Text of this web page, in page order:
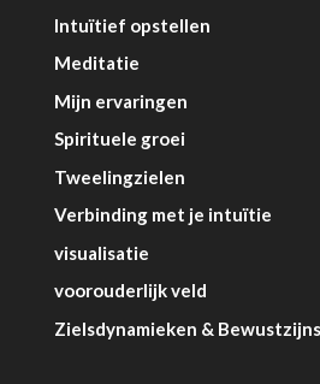
Intuïtief opstellen
Meditatie
Mijn ervaringen
Spirituele groei
Tweelingzielen
Verbinding met je intuïtie
visualisatie
voorouderlijk veld
Zielsdynamieken &